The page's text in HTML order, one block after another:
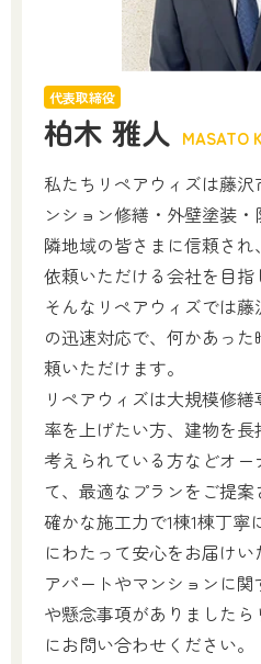
代表取締役
柏木 雅人 MASATO
私たちリペアウィズは藤
ンション修繕・外壁塗装
隣地域の皆さまに信頼さ
依頼いただける会社を目指
そんなリペアウィズでは
の迅速対応で、何かあっ
頼いただけます。
リペアウィズは大規模修
率を上げたい方、建物を
考えられている方などオ
て、最適なプランをご提案
確かな施工力で1棟1棟丁
にわたって安心をお届けい
アパートやマンションに
や懸念事項がありました
にお問い合わせください。